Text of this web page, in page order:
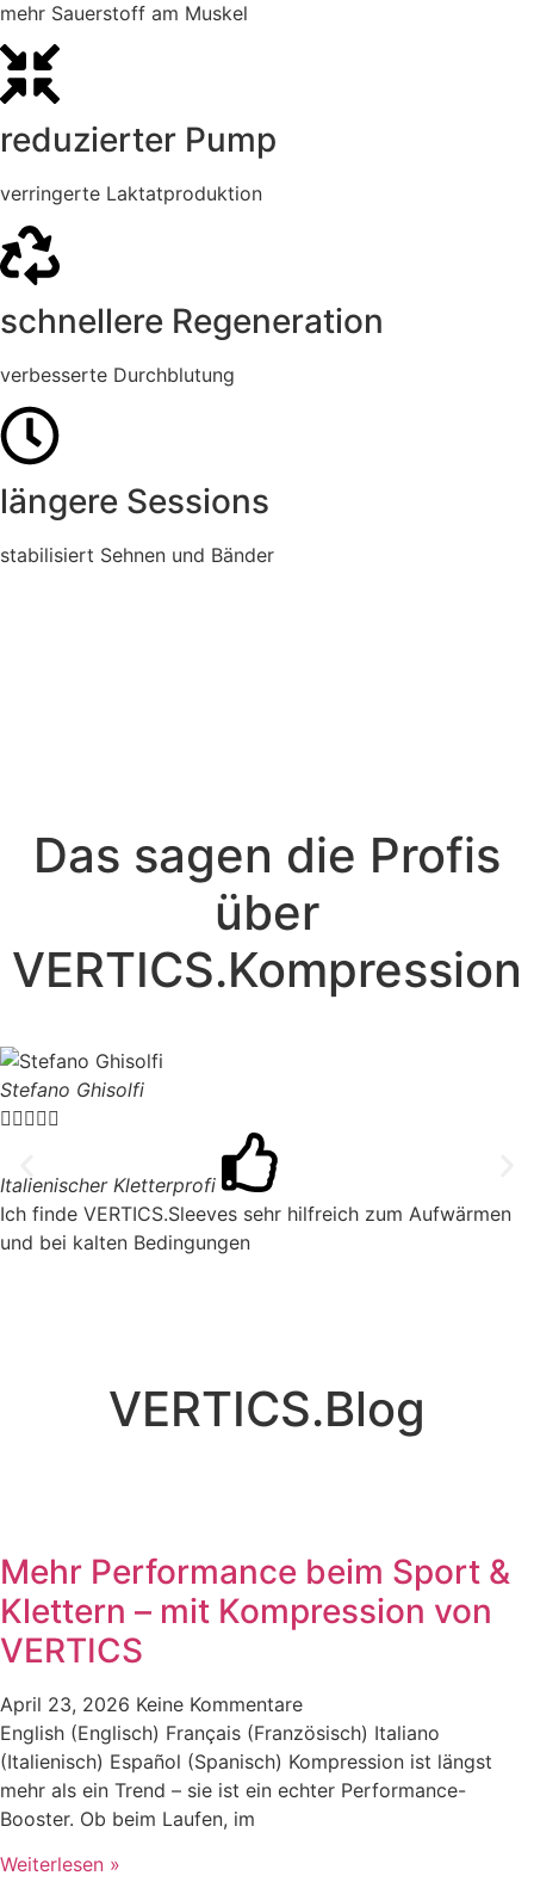
mehr Sauerstoff am Muskel
reduzierter Pump
verringerte Laktatproduktion
schnellere Regeneration
verbesserte Durchblutung
längere Sessions
stabilisiert Sehnen und Bänder
Das sagen die Profis
über
VERTICS.Kompression
Stefano Ghisolfi

Italienischer Kletterprofi
Ich finde VERTICS.Sleeves sehr hilfreich zum Aufwärmen
und bei kalten Bedingungen
VERTICS.Blog
Mehr Performance beim Sport &
Klettern – mit Kompression von
VERTICS
April 23, 2026 Keine Kommentare
English (Englisch) Français (Französisch) Italiano
(Italienisch) Español (Spanisch) Kompression ist längst
mehr als ein Trend – sie ist ein echter Performance-
Booster. Ob beim Laufen, im
Weiterlesen »